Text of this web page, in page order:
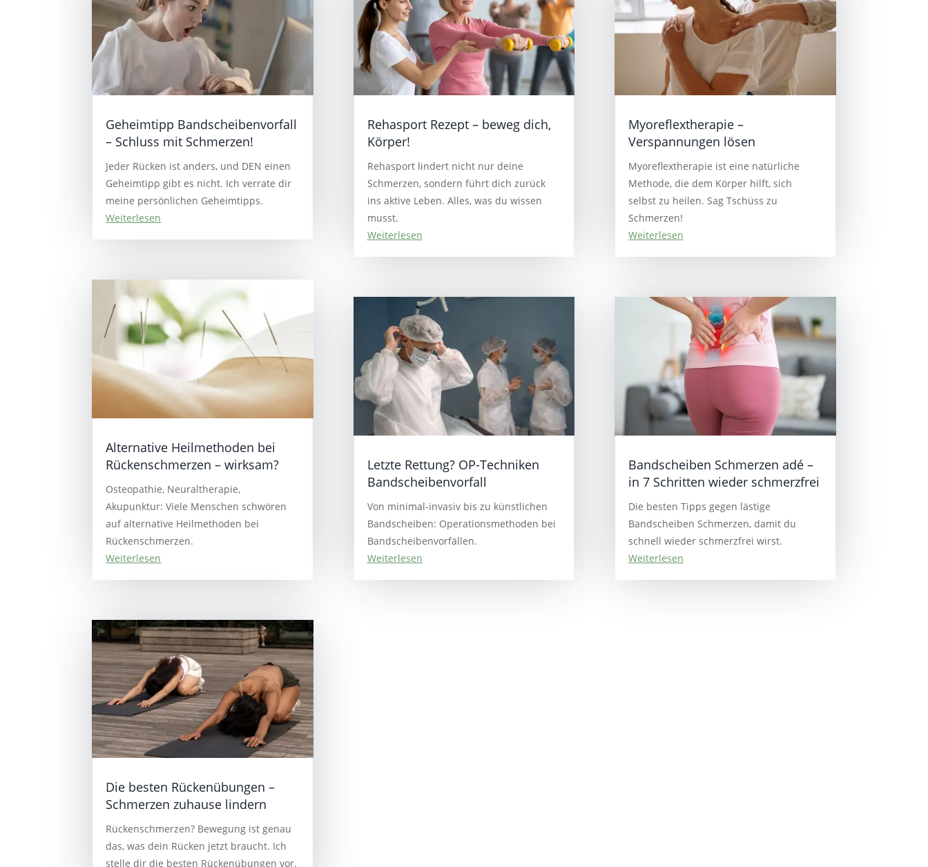
Geheimtipp Bandscheibenvorfall
– Schluss mit Schmerzen!
Jeder Rücken ist anders, und DEN einen
Geheimtipp gibt es nicht. Ich verrate dir
meine persönlichen Geheimtipps.
Weiterlesen
Alternative Heilmethoden bei
Rückenschmerzen – wirksam?
Osteopathie, Neuraltherapie,
Akupunktur: Viele Menschen schwören
auf alternative Heilmethoden bei
Rückenschmerzen.
Weiterlesen
Die besten Rückenübungen –
Schmerzen zuhause lindern
Rückenschmerzen? Bewegung ist genau
das, was dein Rücken jetzt braucht. Ich
stelle dir die besten Rückenübungen vor.
Rehasport Rezept – beweg dich,
Körper!
Rehasport lindert nicht nur deine
Schmerzen, sondern führt dich zurück
ins aktive Leben. Alles, was du wissen
musst.
Weiterlesen
Letzte Rettung? OP-Techniken
Bandscheibenvorfall
Von minimal-invasiv bis zu künstlichen
Bandscheiben: Operationsmethoden bei
Bandscheibenvorfällen.
Weiterlesen
Myoreflextherapie –
Verspannungen lösen
Myoreflextherapie ist eine natürliche
Methode, die dem Körper hilft, sich
selbst zu heilen. Sag Tschüss zu
Schmerzen!
Weiterlesen
Bandscheiben Schmerzen adé –
in 7 Schritten wieder schmerzfrei
Die besten Tipps gegen lästige
Bandscheiben Schmerzen, damit du
schnell wieder schmerzfrei wirst.
Weiterlesen